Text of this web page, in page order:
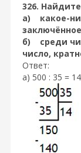
326.
а) какое-
б) среди
число,
Ответ:
а) 500 : 35 =